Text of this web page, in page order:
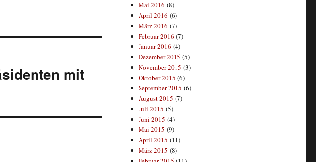
mit
Mai 2016 (8)
April 2016 (6)
März 2016 (7)
Februar 2016 (7)
Januar 2016 (4)
Dezember 2015 (5)
November 2015 (3)
Oktober 2015 (6)
September 2015 (6)
August 2015 (7)
Juli 2015 (5)
Juni 2015 (4)
Mai 2015 (9)
April 2015 (11)
März 2015 (8)